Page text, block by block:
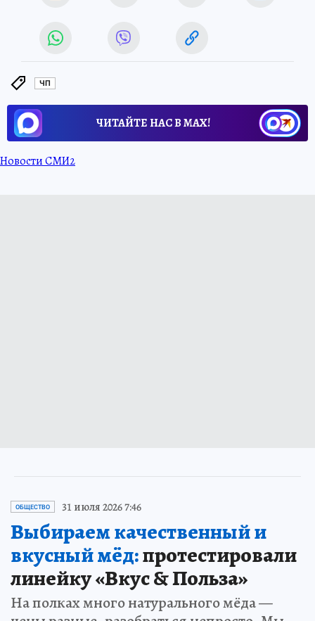
ЧП
ЧИТАЙТЕ НАС В МАХ!
Новости СМИ2
ОБЩЕСТВО 31 июля 2026 7:46
Выбираем качественный и
вкусный мёд:протестировали
линейку «Вкус & Польза»
На полках много натурального мёда —